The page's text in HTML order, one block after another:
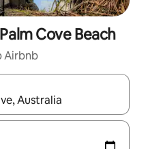
Cove Beach
Airbnb
zijn, maak je een keuze